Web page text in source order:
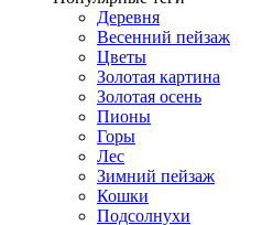
Деревня
Весенний пейзаж
Цветы
Золотая картина
Золотая осень
Пионы
Горы
Лес
Зимний пейзаж
Кошки
Подсолнухи